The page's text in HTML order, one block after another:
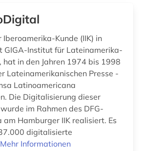
filmgeschichte (1)
(1)
filmwissenschaft (1)
finanzpolitik (1)
Kunde (IIK) in
GIGA-Institut für Lateinamerika-
hat in den Jahren 1974 bis 1998
Lateinamerikanischen Presse -
Latinoamericana
Die Digitalisierung dieser
im Rahmen des DFG-
am Hamburger IIK realisiert. Es
digitalisierte
Mehr Informationen